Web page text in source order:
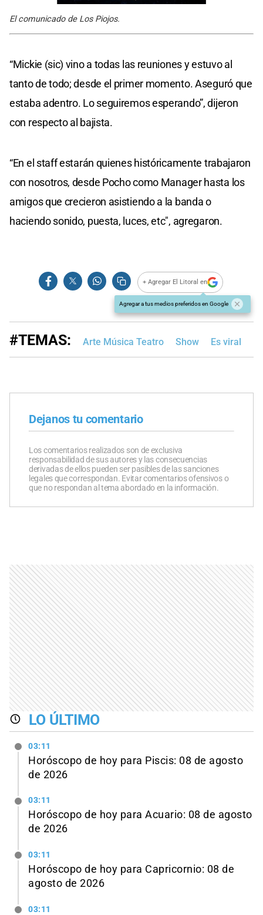
El comunicado de Los Piojos.
“Mickie (sic) vino a todas las reuniones y estuvo al
tanto de todo; desde el primer momento. Aseguró que
estaba adentro. Lo seguiremos esperando”, dijeron
con respecto al bajista.
“En el staff estarán quienes históricamente trabajaron
con nosotros, desde Pocho como Manager hasta los
amigos que crecieron asistiendo a la banda o
haciendo sonido, puesta, luces, etc", agregaron.
+ Agregar El Litoral en
Agregar a tus medios preferidos en Google
#TEMAS: Arte Música Teatro Show Es viral
Dejanos tu comentario
Los comentarios realizados son de exclusiva
responsabilidad de sus autores y las consecuencias
derivadas de ellos pueden ser pasibles de las sanciones
legales que correspondan. Evitar comentarios ofensivos o
que no respondan al tema abordado en la información.
LO ÚLTIMO
03:11
Horóscopo de hoy para Piscis: 08 de agosto
de 2026
03:11
Horóscopo de hoy para Acuario: 08 de agosto
de 2026
03:11
Horóscopo de hoy para Capricornio: 08 de
agosto de 2026
03:11